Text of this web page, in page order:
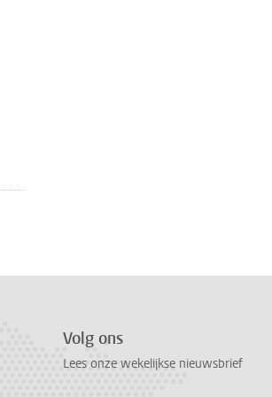
Volg ons
Lees onze wekelijkse nieuwsbrief